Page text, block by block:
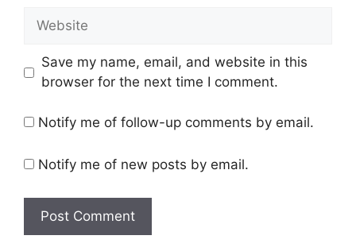
Website
Save my name, email, and website in this
browser for the next time I comment.
Notify me of follow-up comments by email.
Notify me of new posts by email.